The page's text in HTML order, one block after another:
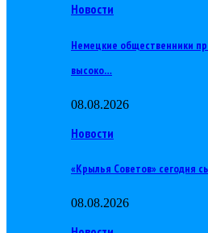
Новости
Немецкие общественники
высоко…
08.08.2026
Новости
«Крылья Советов» сегодня
08.08.2026